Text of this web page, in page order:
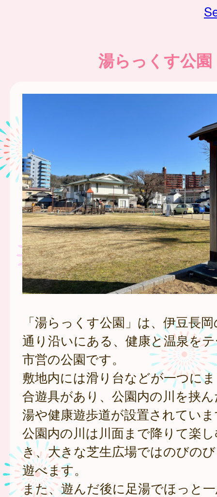
湯らっくす公園
「湯らっくす公園」は、伊豆長
通り沿いにある、健康と温泉を
市営の公園です。
敷地内には滑り台などが一つに
合遊具があり、公園内の川を挟
湯や健康遊歩道が設置されてい
公園内の川は川面まで降りて楽
き、大きな芝生広場ではのびの
遊べます。
また、遊んだ後に足湯でほっと